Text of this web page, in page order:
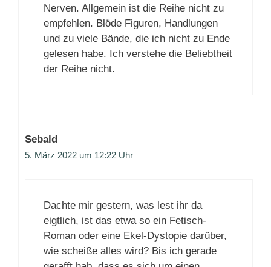
Nerven. Allgemein ist die Reihe nicht zu
empfehlen. Blöde Figuren, Handlungen
und zu viele Bände, die ich nicht zu Ende
gelesen habe. Ich verstehe die Beliebtheit
der Reihe nicht.
Sebald
5. März 2022 um 12:22 Uhr
Dachte mir gestern, was lest ihr da
eigtlich, ist das etwa so ein Fetisch-
Roman oder eine Ekel-Dystopie darüber,
wie scheiße alles wird? Bis ich gerade